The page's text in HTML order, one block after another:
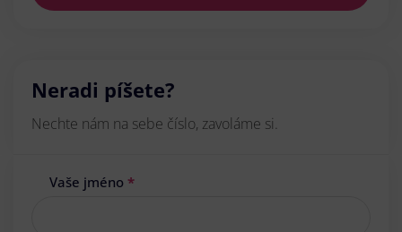
Neradi píšete?
Nechte nám na sebe číslo, zavoláme si.
Vaše jméno *